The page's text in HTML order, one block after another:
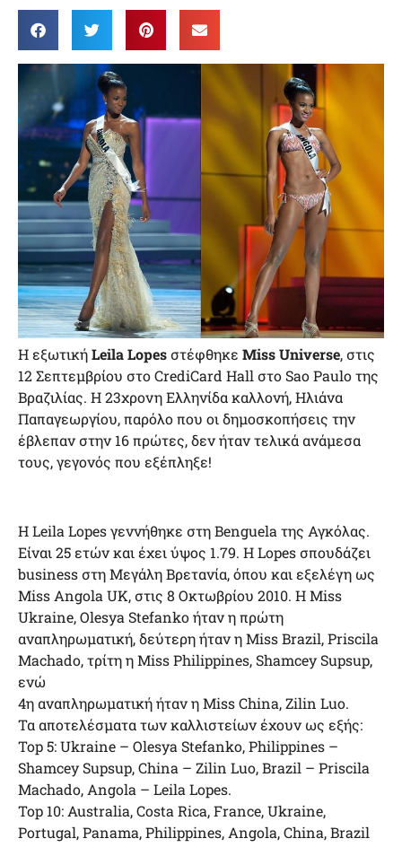
H εξωτικήLeila Lopesστέφθηκε Μiss Universe, στις
12 Σεπτεμβρίου στο CrediCard Hall στο Sao Paulo της
Βραζιλίας. Η 23χρονη Ελληνίδα καλλονή, Ηλιάνα
Παπαγεωργίου, παρόλο που οι δημοσκοπήσεις την
έβλεπαν στην 16 πρώτες, δεν ήταν τελικά ανάμεσα
τους, γεγονός που εξέπληξε!
Η Leila Lopes γεννήθηκε στη Benguela της Αγκόλας.
Είναι 25 ετών και έχει ύψος 1.79. Η Lopes σπουδάζει
business στη Μεγάλη Βρετανία, όπου και εξελέγη ως
Miss Angola UK, στις 8 Οκτωβρίου 2010. Η Miss
Ukraine, Olesya Stefanko ήταν η πρώτη
αναπληρωματική, δεύτερη ήταν η Miss Brazil, Priscila
Machado, τρίτη η Miss Philippines, Shamcey Supsup,
ενώ
4η αναπληρωματική ήταν η Miss China, Zilin Luo.
Τα αποτελέσματα των καλλιστείων έχουν ως εξής:
Top 5: Ukraine – Olesya Stefanko, Philippines –
Shamcey Supsup, China – Zilin Luo, Brazil – Priscila
Machado, Angola – Leila Lopes.
Top 10: Australia, Costa Rica, France, Ukraine,
Portugal, Panama, Philippines, Angola, China, Brazil